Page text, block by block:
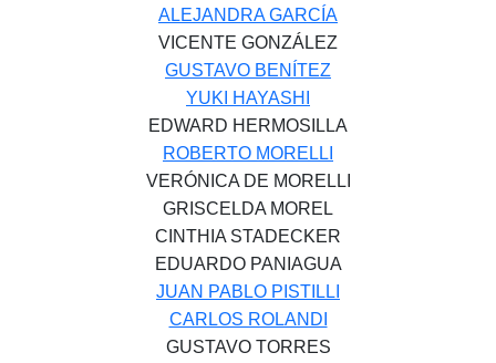
ALEJANDRA GARCÍA
VICENTE GONZÁLEZ
GUSTAVO BENÍTEZ
YUKI HAYASHI
EDWARD HERMOSILLA
ROBERTO MORELLI
VERÓNICA DE MORELLI
GRISCELDA MOREL
CINTHIA STADECKER
EDUARDO PANIAGUA
JUAN PABLO PISTILLI
CARLOS ROLANDI
GUSTAVO TORRES